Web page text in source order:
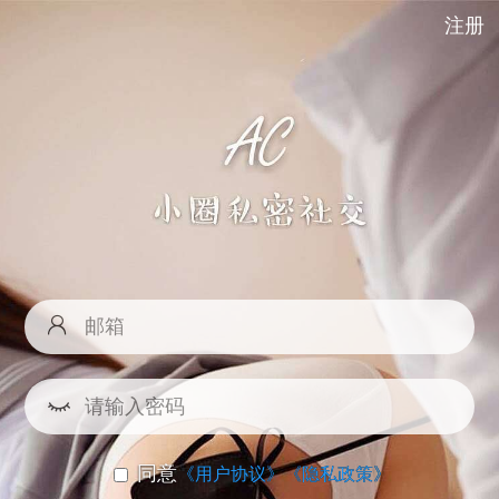
注册
同意《用户协议》《隐私政策》